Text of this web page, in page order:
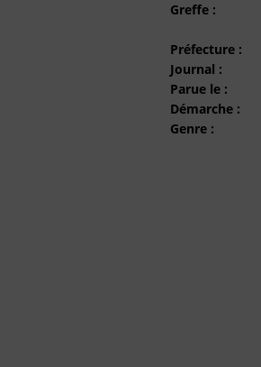
Greffe :
Préfecture :
Journal :
Parue le :
Démarche :
Genre :